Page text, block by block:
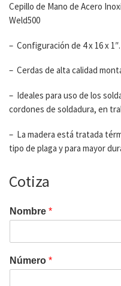
Cepillo de Mano de Acero
Weld500
– Configuración de 4 x 16 x 1″.
– Cerdas de alta calidad
– Ideales para uso de los
cordones de soldadura, en
– La madera está tratada
tipo de plaga y para mayor
Cotiza
Nombre *
Número *